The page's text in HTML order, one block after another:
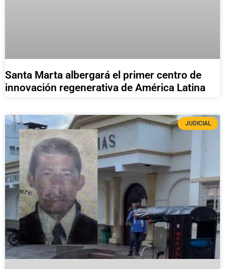
Santa Marta albergará el primer centro de
innovación regenerativa de América Latina
JUDICIAL